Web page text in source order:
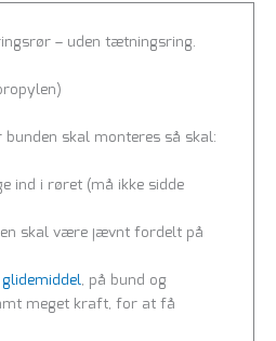
– uden tætningsring.
skal monteres så skal:
ind i røret (må ikke sidde
skal være jævnt fordelt på
glidemiddel, på bund og
meget kraft, for at få